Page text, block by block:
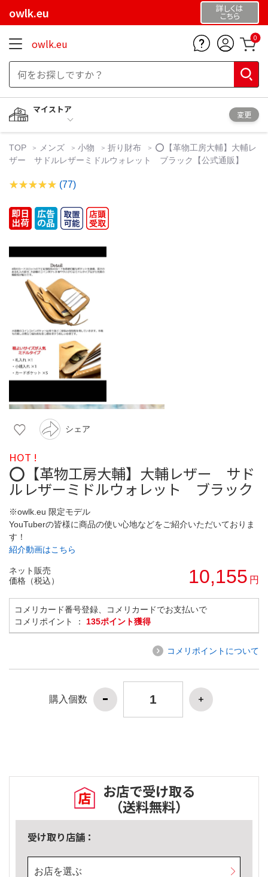
owlk.eu 詳しくは
こちら
owlk.eu 0
マイストア
変更
TOP メンズ 小物 折り財布
⭕️【革物工房大輔】大輔レ
ザー サドルレザーミドルウォレット ブラック【公式通販】
(77)
シェア
HOT !
⭕️【革物工房大輔】大輔レザー サド
ルレザーミドルウォレット ブラック
※owlk.eu 限定モデル
YouTuberの皆様に商品の使い心地などをご紹介いただいておりま
す！
紹介動画はこちら
ネット販売
価格（税込）
10,155 円
コメリカード番号登録、コメリカードでお支払いで
コメリポイント ： 135ポイント獲得
コメリポイントについて
購入個数
お店で受け取る
（送料無料）
受け取り店舗：
お店を選ぶ